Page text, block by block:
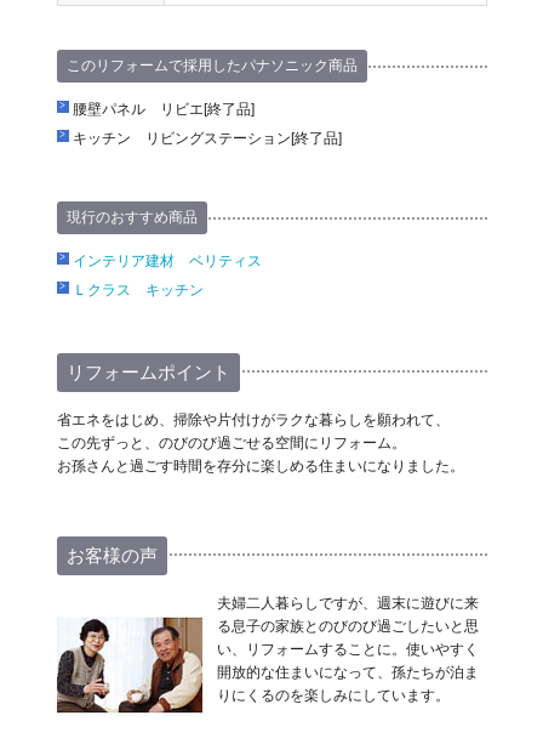
このリフォームで採用したパナソニック商品
腰壁パネル リビエ[終了品]
キッチン リビングステーション[終了品]
現行のおすすめ商品
インテリア建材 ベリティス
Ｌクラス キッチン
リフォームポイント
省エネをはじめ、掃除や片付けがラクな暮らしを願われて、
この先ずっと、のびのび過ごせる空間にリフォーム。
お孫さんと過ごす時間を存分に楽しめる住まいになりました。
お客様の声
夫婦二人暮らしですが、週末に遊びに来
る息子の家族とのびのび過ごしたいと思
い、リフォームすることに。使いやすく
開放的な住まいになって、孫たちが泊ま
りにくるのを楽しみにしています。